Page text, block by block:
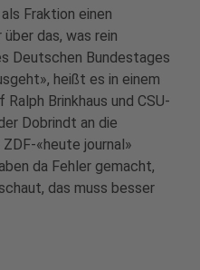
Fraktion einen
das, was rein
Deutschen Bundestages
heißt es in einem
Brinkhaus und CSU-
Dobrindt an die
«heute journal»
da Fehler gemacht,
das muss besser